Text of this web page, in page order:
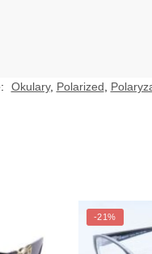
Okulary, Polarized,
-21%